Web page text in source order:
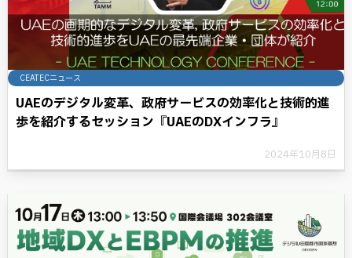
CEATECニュース
UAEのデジタル変革、政府サービスの効率化と技術的進
歩を紹介するセッション『UAEのDXインフラ』
2024年10月8日